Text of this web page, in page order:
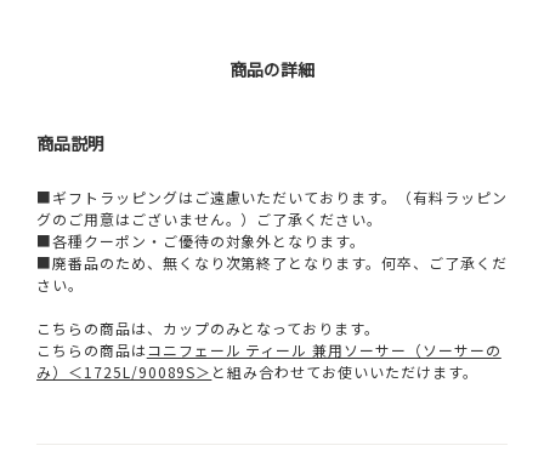
商品の詳細
商品説明
■ギフトラッピングはご遠慮いただいております。（有料ラッピン
グのご用意はございません。）ご了承ください。
■各種クーポン・ご優待の対象外となります。
■廃番品のため、無くなり次第終了となります。何卒、ご了承くだ
さい。
こちらの商品は、カップのみとなっております。
こちらの商品はコニフェール ティール 兼用ソーサー（ソーサーの
み）＜1725L/90089S＞ と組み合わせてお使いいただけます。